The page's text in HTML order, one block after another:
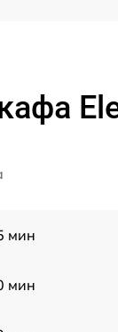
мин
мин